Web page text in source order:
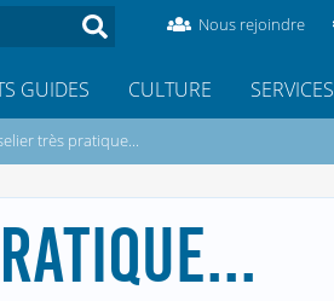
Nous rejoindre
GUIDES CULTURE SERVICES
très pratique...